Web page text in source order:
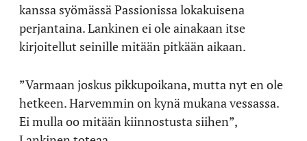
kanssa syömässä Passionissa lokakuisena
perjantaina. Lankinen ei ole ainakaan itse
kirjoitellut seinille mitään pitkään aikaan.
”Varmaan joskus pikkupoikana, mutta nyt en ole
hetkeen. Harvemmin on kynä mukana vessassa.
Ei mulla oo mitään kiinnostusta siihen”,